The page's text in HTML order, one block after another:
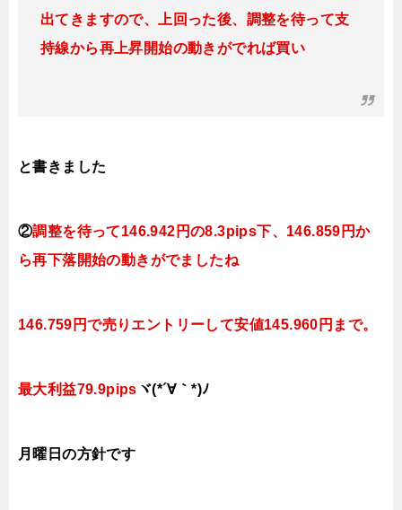
出てきますので、上回った後、調整を待って支
持線から再上昇開始の動きがでれば買い
と書きました
②調整を待って146.942 円の8.3pips下、146.859円か
ら再下落開始の動きがでましたね
146.759円で売りエントリーして安値145.960円まで。
最大利益79.9pips ヾ(*´∀｀*)ﾉ
月曜日の方針です